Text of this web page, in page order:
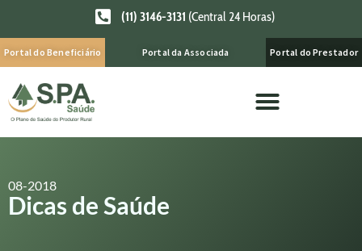
(11) 3146-3131 (Central 24 Horas)
Portal do Beneficiário Portal da Associada Portal do Prestador
08-2018
Dicas de Saúde